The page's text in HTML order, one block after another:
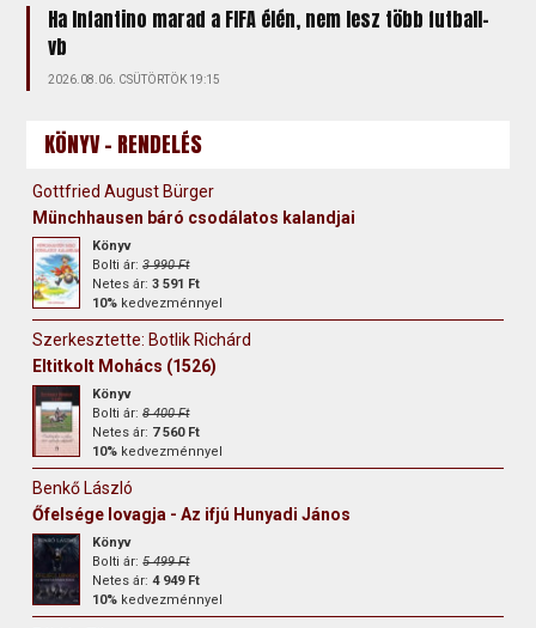
Ha Infantino marad a FIFA élén, nem lesz több futball-
vb
2026.08.06. CSÜTÖRTÖK 19:15
KÖNYV - RENDELÉS
Gottfried August Bürger
Münchhausen báró csodálatos kalandjai
Könyv
Bolti ár:3 990 Ft
Netes ár:3 591 Ft
10% kedvezménnyel
Szerkesztette: Botlik Richárd
Eltitkolt Mohács (1526)
Könyv
Bolti ár:8 400 Ft
Netes ár: 7 560 Ft
10% kedvezménnyel
Benkő László
Őfelsége lovagja - Az ifjú Hunyadi János
Könyv
Bolti ár:5 499 Ft
Netes ár:4 949 Ft
10% kedvezménnyel